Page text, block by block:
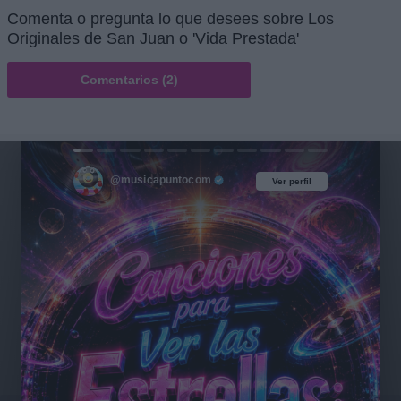
Comenta o pregunta lo que desees sobre Los
Originales de San Juan o 'Vida Prestada'
Comentarios (2)
Ver perfil
@musicapuntocom Ver perfil